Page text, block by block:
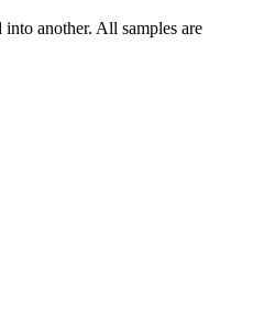
another. All samples are